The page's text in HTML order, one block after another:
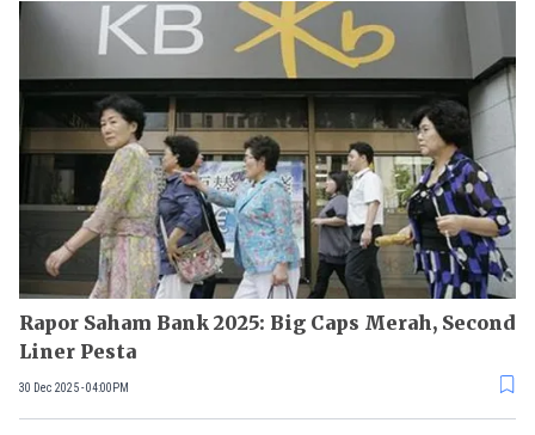
Rapor Saham Bank 2025: Big Caps Merah, Second
Liner Pesta
30 Dec 2025 - 04:00PM